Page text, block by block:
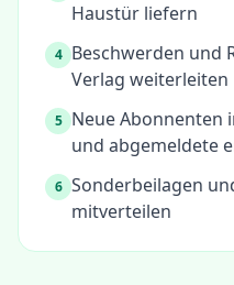
Haustür liefern
4 Beschwerden und
Verlag weiterleiten
5 Neue Abonnenten
und abgemeldete
6 Sonderbeilagen
mitverteilen